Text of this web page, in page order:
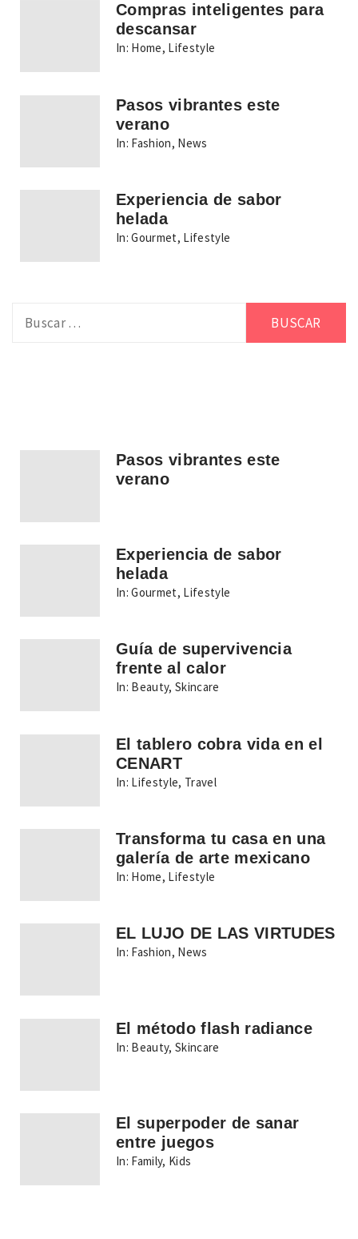
Compras inteligentes para
descansar
In: Home, Lifestyle
Pasos vibrantes este
verano
In: Fashion, News
Experiencia de sabor
helada
In: Gourmet, Lifestyle
Pasos vibrantes este
verano
Experiencia de sabor
helada
In: Gourmet, Lifestyle
Guía de supervivencia
frente al calor
In: Beauty,Skincare
El tablero cobra vida en el
CENART
In: Lifestyle, Travel
Transforma tu casa en una
galería de arte mexicano
In: Home, Lifestyle
EL LUJO DE LAS VIRTUDES
In: Fashion, News
El método flash radiance
In: Beauty,Skincare
El superpoder de sanar
entre juegos
In: Family, Kids